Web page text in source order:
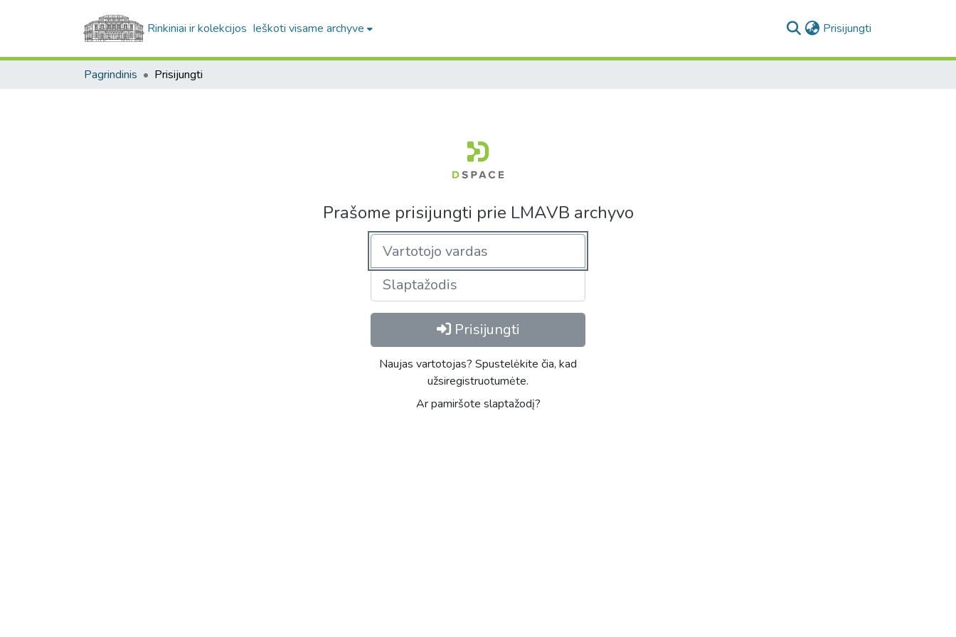
Rinkiniai ir kolekcijos Ieškoti visame archyve Prisijungti
Pagrindinis Prisijungti
Prašome prisijungti prie LMAVB archyvo
Prisijungti
Naujas vartotojas? Spustelėkite čia, kad
užsiregistruotumėte.
Ar pamiršote slaptažodį?